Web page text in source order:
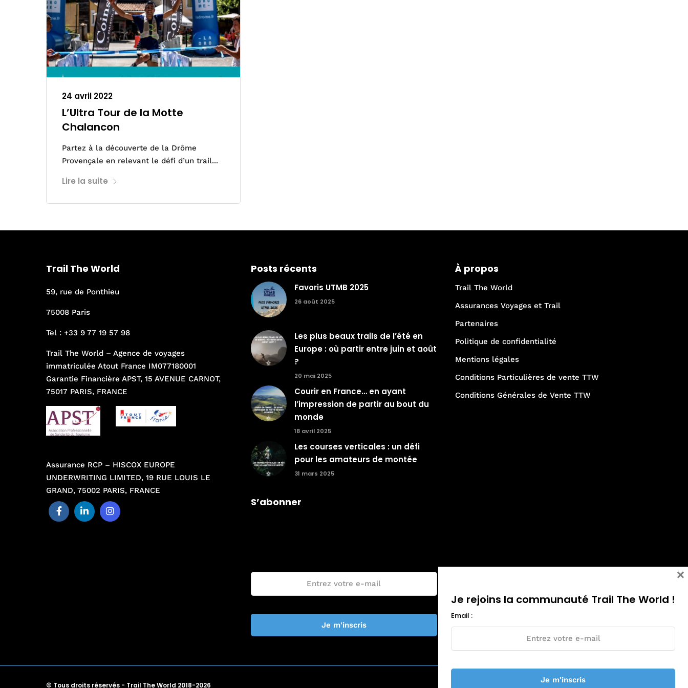
24 avril 2022
L’Ultra Tour de la Motte
Chalancon
Partez à la découverte de la Drôme
Provençale en relevant le défi d’un trail...
Lire la suite
Trail The World
59, rue de Ponthieu
75008 Paris
Tel : +33 9 77 19 57 98
Trail The World – Agence de voyages
immatriculée Atout France IM077180001
Garantie Financière APST, 15 AVENUE CARNOT,
75017 PARIS, FRANCE
Assurance RCP – HISCOX EUROPE
UNDERWRITING LIMITED, 19 RUE LOUIS LE
GRAND, 75002 PARIS, FRANCE
Posts récents
Favoris UTMB 2025
26 août 2025
Les plus beaux trails de l’été en
Europe : où partir entre juin et août
?
20 mai 2025
Courir en France… en ayant
l’impression de partir au bout du
monde
18 avril 2025
Les courses verticales : un défi
pour les amateurs de montée
31 mars 2025
À propos
Trail The World
Assurances Voyages et Trail
Partenaires
Politique de confidentialité
Mentions légales
Conditions Particulières de vente TTW
Conditions Générales de Vente TTW
S’abonner
© Tous droits réservés - Trail The World 2018-2026
Je rejoins la communauté Trail The World !
Email :
×